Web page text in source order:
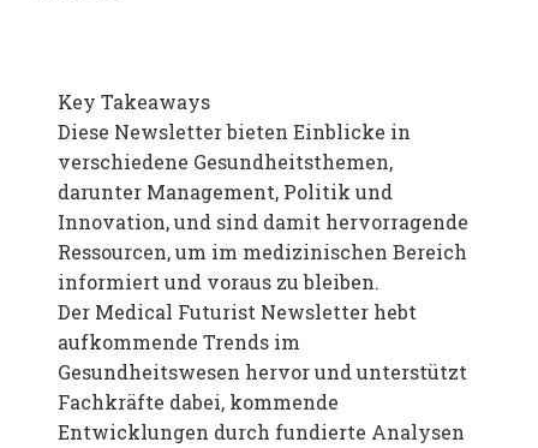
Key Takeaways
Diese Newsletter bieten Einblicke in
verschiedene Gesundheitsthemen,
darunter Management, Politik und
Innovation, und sind damit hervorragende
Ressourcen, um im medizinischen Bereich
informiert und voraus zu bleiben.
Der Medical Futurist Newsletter hebt
aufkommende Trends im
Gesundheitswesen hervor und unterstützt
Fachkräfte dabei, kommende
Entwicklungen durch fundierte Analysen